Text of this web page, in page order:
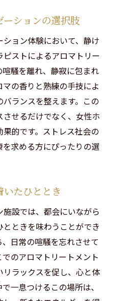
ションの選択肢
ョン体験において、静け
ストによるアロマトリー
騒を離れ、静寂に包まれ
の香りと熟練の手技によ
ランスを整えます。この
せるだけでなく、女性ホ
的です。ストレス社会の
求める方にぴったりの選
たひととき
設では、都会にいながら
ときを味わうことができ
日常の喧騒を忘れさせて
のアロマトリートメント
ラックスを促し、心と体
一息つけるこの場所は、